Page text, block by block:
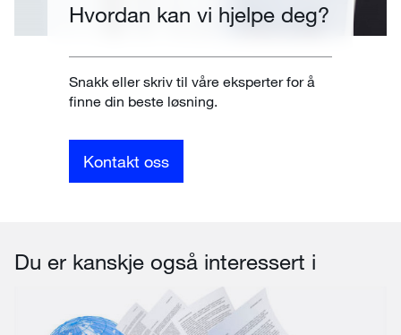
Hvordan kan vi hjelpe deg?
Snakk eller skriv til våre eksperter for å
finne din beste løsning.
Kontakt oss
Du er kanskje også interessert i